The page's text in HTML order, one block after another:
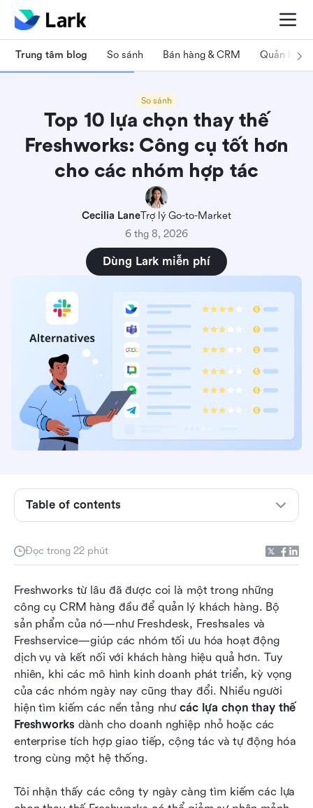
Trung tâm blog So sánh Bán hàng & CRM Quản lý dự
So sánh
Top 10 lựa chọn thay thế
Freshworks: Công cụ tốt hơn
cho các nhóm hợp tác
Cecilia LaneTrợ lý Go-to-Market
6 thg 8, 2026
Dùng Lark miễn phí
Đọc trong 22 phút
Freshworks từ lâu đã được coi là một trong những
công cụ CRM hàng đầu để quản lý khách hàng. Bộ
sản phẩm của nó—như Freshdesk, Freshsales và
Freshservice—giúp các nhóm tối ưu hóa hoạt động
dịch vụ và kết nối với khách hàng hiệu quả hơn. Tuy
nhiên, khi các mô hình kinh doanh phát triển, kỳ vọng
của các nhóm ngày nay cũng thay đổi. Nhiều người
hiện tìm kiếm các nền tảng như các lựa chọn thay thế
Freshworks dành cho doanh nghiệp nhỏ hoặc các
enterprise tích hợp giao tiếp, cộng tác và tự động hóa
trong cùng một hệ thống.
Tôi nhận thấy các công ty ngày càng tìm kiếm các lựa
Table of contents
Freshworks là gì và nó cung cấp những gì?
điểm của Freshworks
chọn thay thế Freshworks
Top 10 lựa chọn thay thế Freshworks cho năm
2026
Phương án thay thế Freshworks nào là tốt nhất
cho tổ chức của bạn
Kết luận
Câu hỏi thường gặp
Đọc thêm